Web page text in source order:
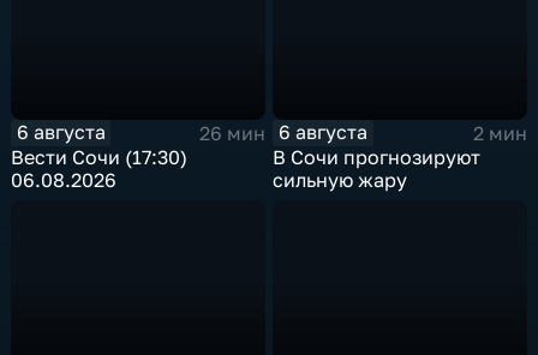
6 августа
26 мин
Вести Сочи (17:30)
06.08.2026
6 августа
2 мин
В Сочи прогнозируют
сильную жару